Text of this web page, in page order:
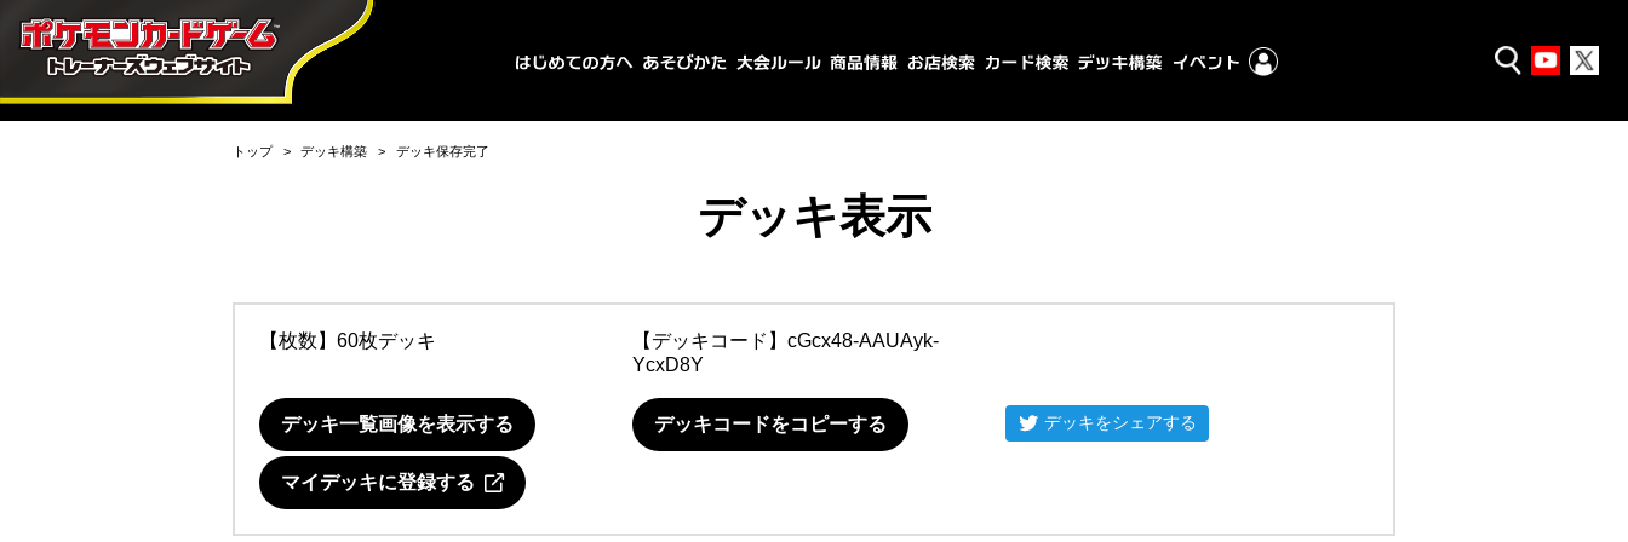
トップ デッキ構築 デッキ保存完了
デッキ表示
【枚数】60枚デッキ 【デッキコード】 cGcx48-AAUAyk-
YcxD8Y
デッキ一覧画像を表示する デッキコードをコピーする デッキをシェアする
マイデッキに登録する